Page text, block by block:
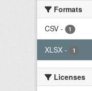
Formats
CSV - 1
XLSX - 1
Licenses